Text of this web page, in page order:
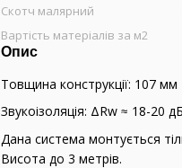
Скотч малярний
Вартість матеріалів за м2
Опис
Товщина конструкції: 107 мм
Звукоізоляція: ΔRw ≈ 18-20 дБ
Дана система монтується
Висота до 3 метрів.